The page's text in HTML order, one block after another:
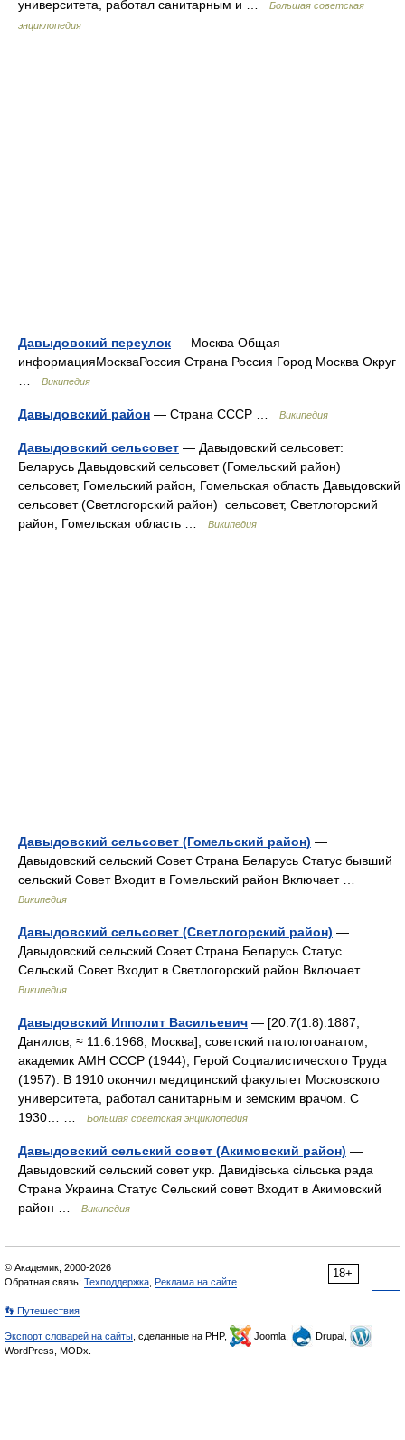
университета, работал санитарным и …
Большая советская
энциклопедия
Давыдовский переулок — Москва Общая
информацияМоскваРоссия Страна Россия Город Москва Округ
Википедия
Давыдовский район — Страна СССР … Википедия
Давыдовский сельсовет — Давыдовский сельсовет:
Беларусь Давыдовский сельсовет (Гомельский район)
сельсовет, Гомельский район, Гомельская область Давыдовский
сельсовет (Светлогорский район) сельсовет, Светлогорский
район, Гомельская область …
Википедия
Давыдовский сельсовет (Гомельский район) —
Давыдовский сельский Совет Страна Беларусь Статус бывший
сельский Совет Входит в Гомельский район Включает …
Википедия
Давыдовский сельсовет (Светлогорский район) —
Давыдовский сельский Совет Страна Беларусь Статус
Сельский Совет Входит в Светлогорский район Включает …
Википедия
Давыдовский Ипполит Васильевич — [20.7(1.8).1887,
Данилов, ≈ 11.6.1968, Москва], советский патологоанатом,
академик АМН СССР (1944), Герой Социалистического Труда
(1957). В 1910 окончил медицинский факультет Московского
университета, работал санитарным и земским врачом. С
1930… …
Большая советская энциклопедия
Давыдовский сельский совет (Акимовский район) —
Давыдовский сельский совет укр. Давидівська сільська рада
Страна Украина Статус Сельский совет Входит в Акимовский
район …
Википедия
18+
© Академик, 2000-2026
Обратная связь: Техподдержка Реклама на сайте
👣 Путешествия
Экспорт словарей на сайты , сделанные на PHP, Joomla,
Drupal,
WordPress, MODx.